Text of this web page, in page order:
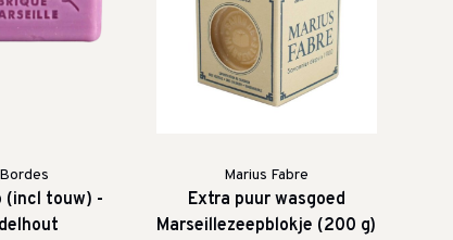
(incl touw) -
Marius Fabre
Extra puur wasgoed
Marseillezeepblokje (200 g)